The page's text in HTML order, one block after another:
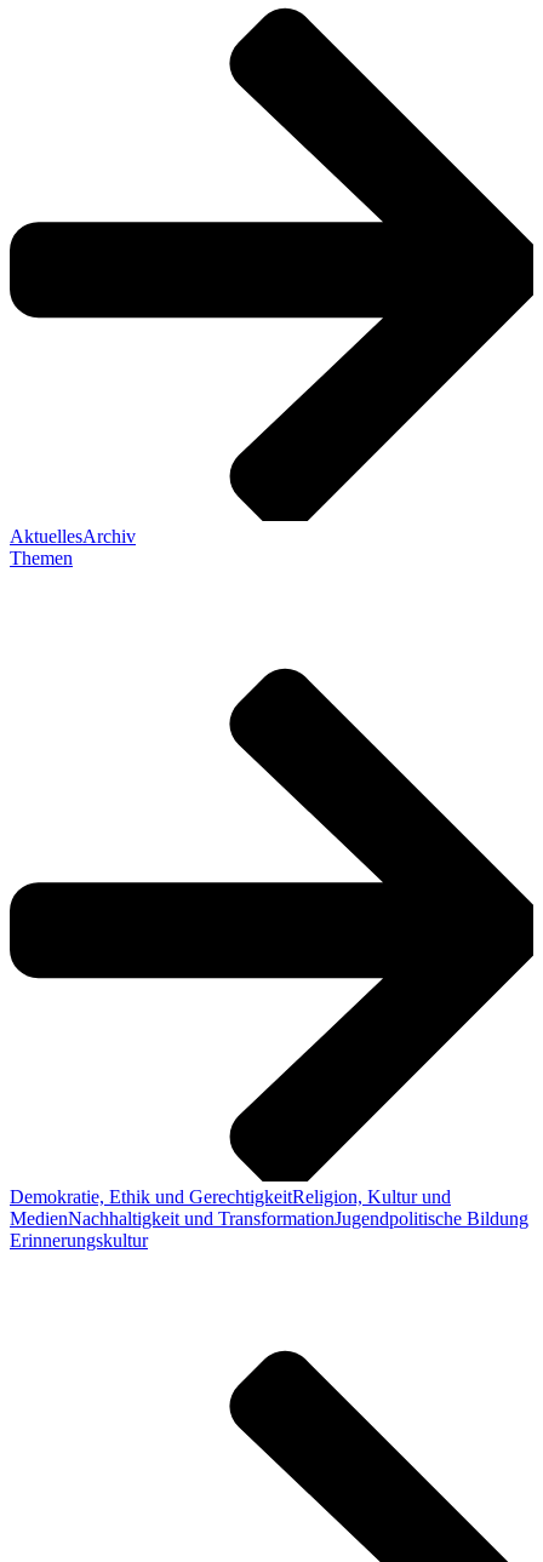
AktuellesArchiv
Themen
Demokratie, Ethik und GerechtigkeitReligion, Kultur und
MedienNachhaltigkeit und TransformationJugendpolitische Bildung
Erinnerungskultur